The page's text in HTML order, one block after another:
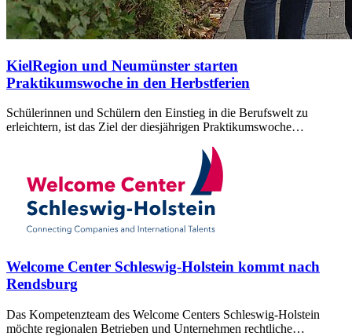
KielRegion und Neumünster starten
Praktikumswoche in den Herbstferien
Schülerinnen und Schülern den Einstieg in die Berufswelt zu
erleichtern, ist das Ziel der diesjährigen Praktikumswoche…
Welcome Center Schleswig-Holstein kommt nach
Rendsburg
Das Kompetenzteam des Welcome Centers Schleswig-Holstein
möchte regionalen Betrieben und Unternehmen rechtliche…